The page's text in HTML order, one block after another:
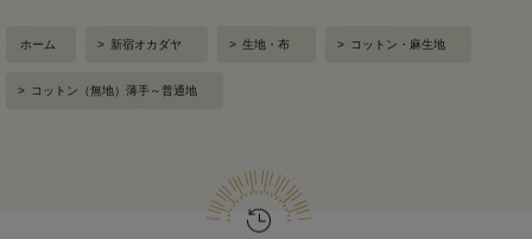
ホーム > 新宿オカダヤ > 生地・布 > コットン・麻生地
> コットン（無地）薄手～普通地